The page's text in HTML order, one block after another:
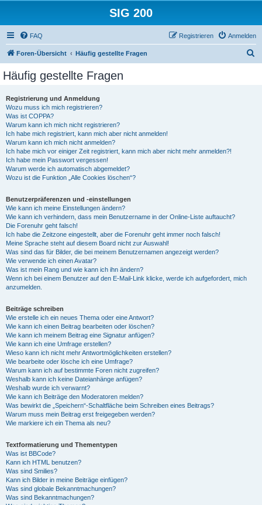
SIG 200
FAQ Anmelden
Registrieren
Foren-Übersicht Häufig gestellte Fragen
Häufig gestellte Fragen
Registrierung und Anmeldung
Wozu muss ich mich registrieren?
Was ist COPPA?
Warum kann ich mich nicht registrieren?
Ich habe mich registriert, kann mich aber nicht anmelden!
Warum kann ich mich nicht anmelden?
Ich habe mich vor einiger Zeit registriert, kann mich aber nicht mehr anmelden?!
Ich habe mein Passwort vergessen!
Warum werde ich automatisch abgemeldet?
Wozu ist die Funktion „Alle Cookies löschen“?
Benutzerpräferenzen und -einstellungen
Wie kann ich meine Einstellungen ändern?
Wie kann ich verhindern, dass mein Benutzername in der Online-Liste auftaucht?
Die Forenuhr geht falsch!
Ich habe die Zeitzone eingestellt, aber die Forenuhr geht immer noch falsch!
Meine Sprache steht auf diesem Board nicht zur Auswahl!
Was sind das für Bilder, die bei meinem Benutzernamen angezeigt werden?
Wie verwende ich einen Avatar?
Was ist mein Rang und wie kann ich ihn ändern?
Wenn ich bei einem Benutzer auf den E-Mail-Link klicke, werde ich aufgefordert, mich
anzumelden.
Beiträge schreiben
Wie erstelle ich ein neues Thema oder eine Antwort?
Wie kann ich einen Beitrag bearbeiten oder löschen?
Wie kann ich meinem Beitrag eine Signatur anfügen?
Wie kann ich eine Umfrage erstellen?
Wieso kann ich nicht mehr Antwortmöglichkeiten erstellen?
Wie bearbeite oder lösche ich eine Umfrage?
Warum kann ich auf bestimmte Foren nicht zugreifen?
Weshalb kann ich keine Dateianhänge anfügen?
Weshalb wurde ich verwarnt?
Wie kann ich Beiträge den Moderatoren melden?
Was bewirkt die „Speichern“-Schaltfläche beim Schreiben eines Beitrags?
Warum muss mein Beitrag erst freigegeben werden?
Wie markiere ich ein Thema als neu?
Textformatierung und Thementypen
Was ist BBCode?
Kann ich HTML benutzen?
Was sind Smilies?
Kann ich Bilder in meine Beiträge einfügen?
Was sind globale Bekanntmachungen?
Was sind Bekanntmachungen?